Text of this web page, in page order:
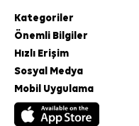
Kategoriler
Önemli Bilgiler
Hızlı Erişim
Sosyal Medya
Mobil Uygulama